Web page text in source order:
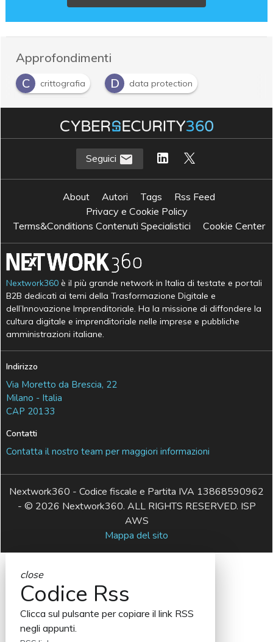
Approfondimenti
C
crittografia D data protection
S sicurezza IT
Seguici
About Autori Tags
Rss Feed
Privacy e Cookie Policy
Terms&Conditions Contenuti Specialistici
Cookie Center
Nextwork360 è il più grande network in Italia di testate e portali
B2B dedicati ai temi della Trasformazione Digitale e
dell’Innovazione Imprenditoriale. Ha la missione di diffondere la
cultura digitale e imprenditoriale nelle imprese e pubbliche
amministrazioni italiane.
Indirizzo
Via Moretto da Brescia, 22
Milano - Italia
CAP 20133
Contatti
Contatta il nostro team per maggiori informazioni
Nextwork360 - Codice fiscale e Partita IVA 13868590962
- © 2026 Nextwork360. ALL RIGHTS RESERVED. ISP
AWS
Mappa del sito
close
Codice Rss
Clicca sul pulsante per copiare il link RSS
negli appunti.